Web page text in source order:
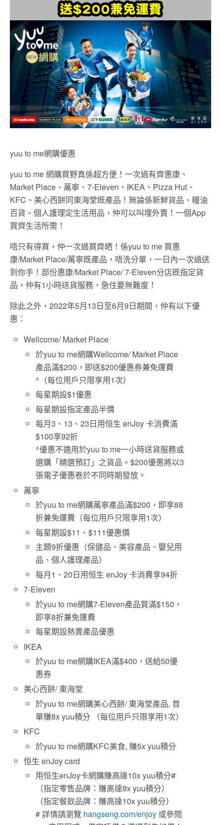
yuu to me網購優惠
yuu to me 網購買野真係超方便！一次過有齊惠康、
Market Place、萬寧、7-Eleven、IKEA、Pizza Hut、
KFC、美心西餅同東海堂既產品！無論係新鮮貨品、糧油
百貨、個人護理定生活用品，仲可以叫埋外賣！一個App
買齊生活所需！
唔只有得買，仲一次過買齊晒！係yuu to me 買惠
康/Market Place/萬寧既產品，唔洗分單，一日內一次過送
到你手！部份惠康/Market Place/ 7-Eleven分店既指定貨
品，仲有1小時送貨服務，急住要無難度！
除此之外，2022年5月13日至6月9日期間，仲有以下優
惠：
Wellcome/ Market Place
於yuu to me網購Wellcome/ Market Place
產品滿$200，即送$200優惠券兼免運費
^（每位用戶只限享用1次）
每星期設$1優惠
每星期設指定產品半價
每月3、13、23日用恒生 enJoy 卡消費滿
$100享92折
^優惠不適用於yuu to me一小時送貨服務或
選購「精選預訂」之貨品。$200優惠將以3
張電子優惠卷於不同時期發放。
萬寧
於yuu to me網購萬寧產品滿$200，即享88
折兼免運費（每位用戶只限享用1次）
每星期設$11、$111優惠價
主題9折優惠（保健品、美容產品、嬰兒用
品、個人護理產品）
每月1、20日用恒生 enJoy 卡消費享94折
7-Eleven
於yuu to me網購7-Eleven產品買滿$150，
即享8折兼免運費
每星期設熱賣產品優惠
IKEA
於yuu to me網購IKEA滿$400，送給50優
惠券
美心西餅/ 東海堂
於yuu to me網購美心西餅/ 東海堂產品, 首
單賺8x yuu積分 （每位用戶只限享用1次）
KFC
於yuu to me網購KFC美食, 賺5x yuu積分
恒生 enJoy card
用恒生enJoy卡網購賺高達10x yuu積分#
（指定零售品牌：賺高達9x yuu積分）
（指定餐飲品牌：賺高達10x yuu積分）
# 詳情請瀏覽 hangseng.com/enjoy 或參閱